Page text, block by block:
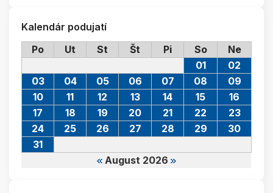
Kalendár podujatí
Po
Ut St Št Pi So Ne
August 2026
01
02
03
04 05 06 07 08
09
10
11 12 13 14 15
16
17
18 19 20 21 22
23
24
25 26 27 28 29
30
31